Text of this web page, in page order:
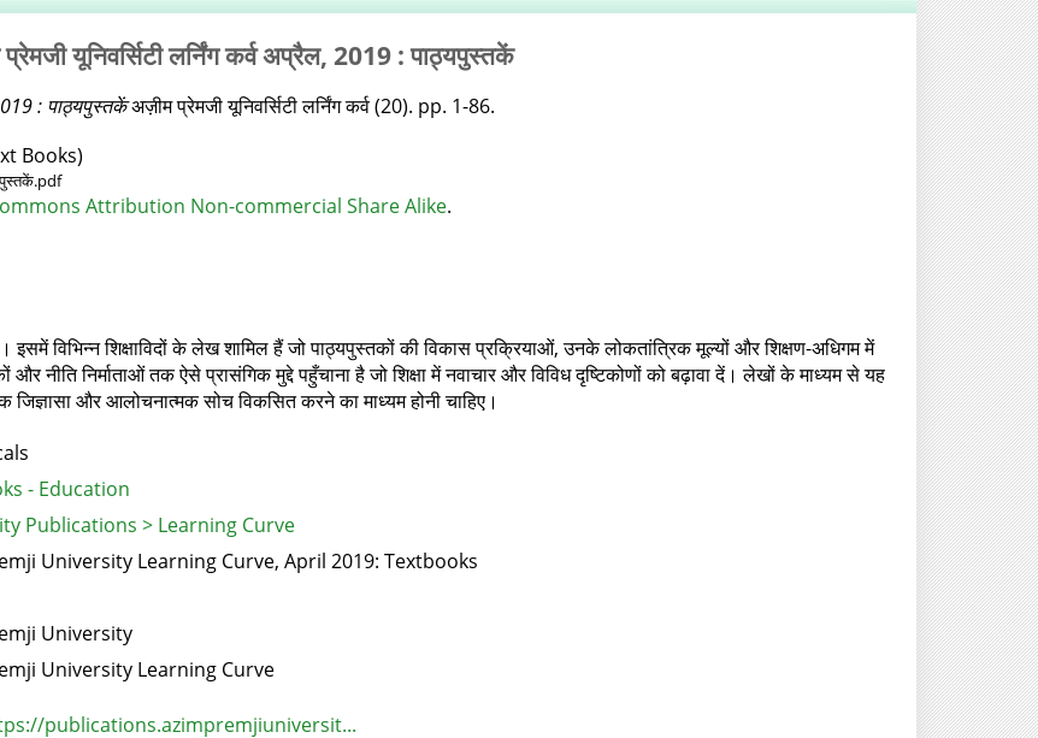
यूनिवर्सिटी लर्निंग कर्व अप्रैल, 2019 : पाठ्यपुस्‍तकें
: पाठ्यपुस्‍तकेंअज़ीम प्रेमजी यूनिवर्सिटी लर्निंग कर्व (20). pp. 1-86.
Books)
Attribution Non-commercial Share Alike.
विभिन्न शिक्षाविदों के लेख शामिल हैं जो पाठ्यपुस्तकों की विकास प्रक्रियाओं, उनके लोकतांत्रिक मूल्यों और शिक्षण-अधिगम में
नीति निर्माताओं तक ऐसे प्रासंगिक मुद्दे पहुँचाना है जो शिक्षा में नवाचार और विविध दृष्टिकोणों को बढ़ावा दें। लेखों के माध्यम से यह
और आलोचनात्मक सोच विकसित करने का माध्यम होनी चाहिए।
- Education
Publications > Learning Curve
University Learning Curve, April 2019: Textbooks
University
University Learning Curve
publications.azimpremjiuniversit...